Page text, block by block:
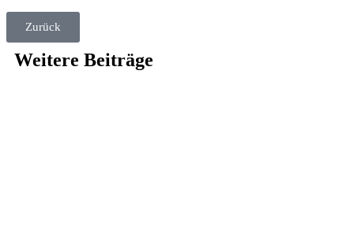
Zurück
Weitere Beiträge